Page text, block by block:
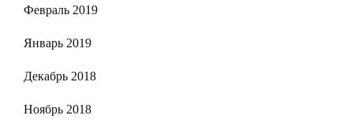
Февраль 2019
Январь 2019
Декабрь 2018
Ноябрь 2018